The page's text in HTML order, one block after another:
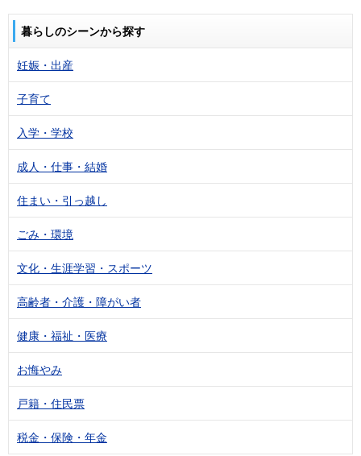
暮らしのシーンから探す
妊娠・出産
子育て
入学・学校
成人・仕事・結婚
住まい・引っ越し
ごみ・環境
文化・生涯学習・スポーツ
高齢者・介護・障がい者
健康・福祉・医療
お悔やみ
戸籍・住民票
税金・保険・年金